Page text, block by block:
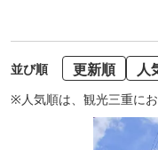
並び順 更新順 人
※人気順は、観光三重に